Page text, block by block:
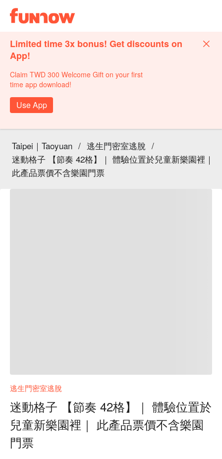
Limited time 3x bonus! Get discounts on
App!
Claim TWD 300 Welcome Gift on your first
time app download!
Use App
Taipei｜Taoyuan / 逃生門密室逃脫 /
迷動格子 【節奏 42格】｜ 體驗位置於兒童新樂園裡｜
此產品票價不含樂園門票
逃生門密室逃脫
迷動格子 【節奏 42格】｜ 體驗位置於
兒童新樂園裡｜ 此產品票價不含樂園
門票